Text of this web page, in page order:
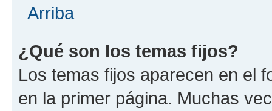
Arriba
¿Qué son los temas fijos?
Los temas fijos aparecen en el
en la primer página. Muchas